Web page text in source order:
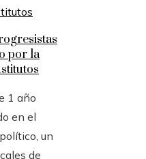
por la
1 año
en el
un
de